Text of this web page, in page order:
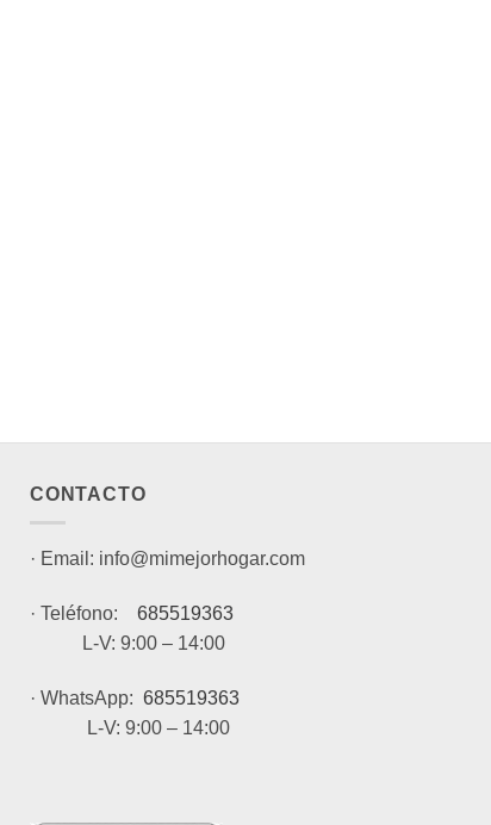
CONTACTO
· Email: info@mimejorhogar.com
· Teléfono: 685519363
L-V: 9:00 – 14:00
· WhatsApp: 685519363
L-V: 9:00 – 14:00